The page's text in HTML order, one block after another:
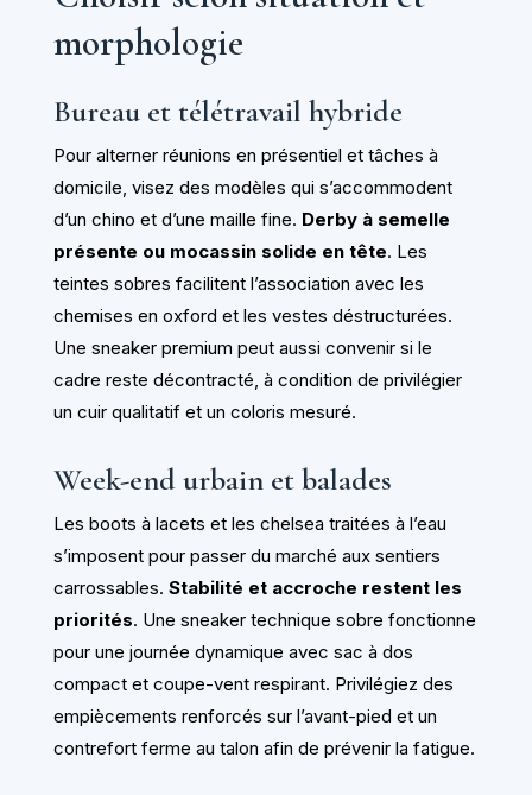
morphologie
Bureau et télétravail hybride
Pour alterner réunions en présentiel et tâches à
domicile, visez des modèles qui s’accommodent
d’un chino et d’une maille fine. Derby à semelle
présente ou mocassin solide en tête. Les
teintes sobres facilitent l’association avec les
chemises en oxford et les vestes déstructurées.
Une sneaker premium peut aussi convenir si le
cadre reste décontracté, à condition de privilégier
un cuir qualitatif et un coloris mesuré.
Week-end urbain et balades
Les boots à lacets et les chelsea traitées à l’eau
s’imposent pour passer du marché aux sentiers
carrossables. Stabilité et accroche restent les
priorités. Une sneaker technique sobre fonctionne
pour une journée dynamique avec sac à dos
compact et coupe-vent respirant. Privilégiez des
empiècements renforcés sur l’avant-pied et un
contrefort ferme au talon afin de prévenir la fatigue.